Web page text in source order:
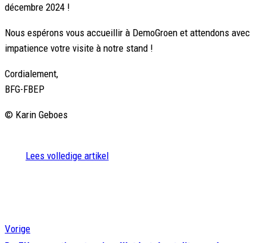
décembre 2024 !
Nous espérons vous accueillir à DemoGroen et attendons avec
impatience votre visite à notre stand !
Cordialement,
BFG-FBEP
© Karin Geboes
Lees volledige artikel
Vorige